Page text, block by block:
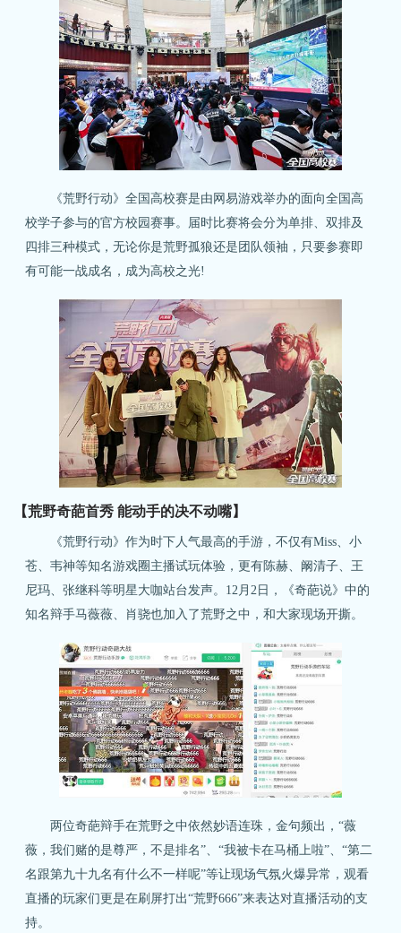
《荒野行动》全国高校赛是由网易游戏举办的面向全国高
校学子参与的官方校园赛事。届时比赛将会分为单排、双排及
四排三种模式，无论你是荒野孤狼还是团队领袖，只要参赛即
有可能一战成名，成为高校之光!
【荒野奇葩首秀 能动手的决不动嘴】
《荒野行动》作为时下人气最高的手游，不仅有Miss、小
苍、韦神等知名游戏圈主播试玩体验，更有陈赫、阚清子、王
尼玛、张继科等明星大咖站台发声。12月2日，《奇葩说》中的
知名辩手马薇薇、肖骁也加入了荒野之中，和大家现场开撕。
两位奇葩辩手在荒野之中依然妙语连珠，金句频出，“薇
薇，我们赌的是尊严，不是排名”、“我被卡在马桶上啦”、“第二
名跟第九十九名有什么不一样呢”等让现场气氛火爆异常，观看
直播的玩家们更是在刷屏打出“荒野666”来表达对直播活动的支
持。